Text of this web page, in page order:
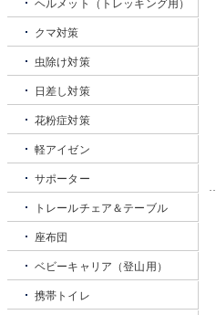
クマ対策
虫除け対策
日差し対策
花粉症対策
軽アイゼン
サポーター
トレールチェア＆テーブル
座布団
ベビーキャリア（登山用）
携帯トイレ